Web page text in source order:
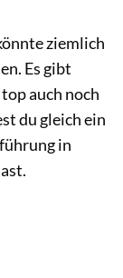
ziemlich
Es gibt
auch noch
du gleich ein
in